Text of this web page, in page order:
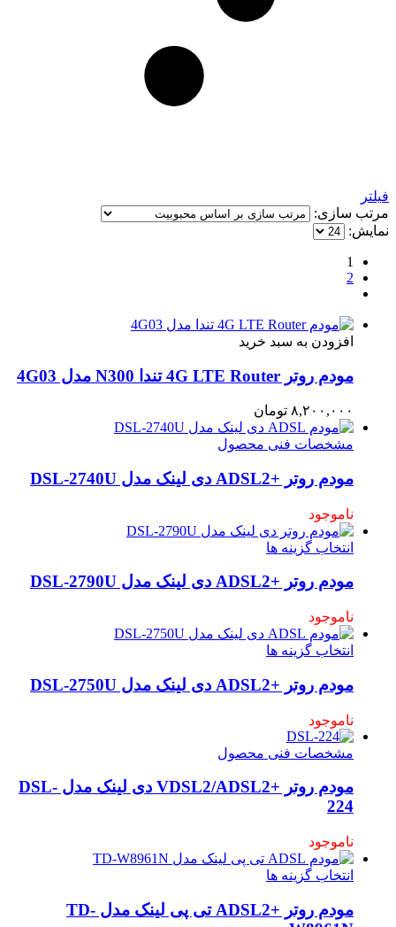
فیلتر
مرتب سازی:
نمایش:
1
2
افزودن به سبد خرید
مودم روتر 4G LTE Router تندا N300 مدل 4G03
۸,۲۰۰,۰۰۰ تومان
مشخصات فنی محصول
مودم روتر +ADSL2 دی لینک مدل DSL-2740U
ناموجود
انتخاب گزینه ها
مودم روتر +ADSL2 دی لینک مدل DSL-2790U
ناموجود
انتخاب گزینه ها
مودم روتر +ADSL2 دی لینک مدل DSL-2750U
ناموجود
مشخصات فنی محصول
مودم روتر +VDSL2/ADSL2 دی لینک مدل DSL-
224
ناموجود
انتخاب گزینه ها
مودم روتر +ADSL2 تی پی لینک مدل TD-